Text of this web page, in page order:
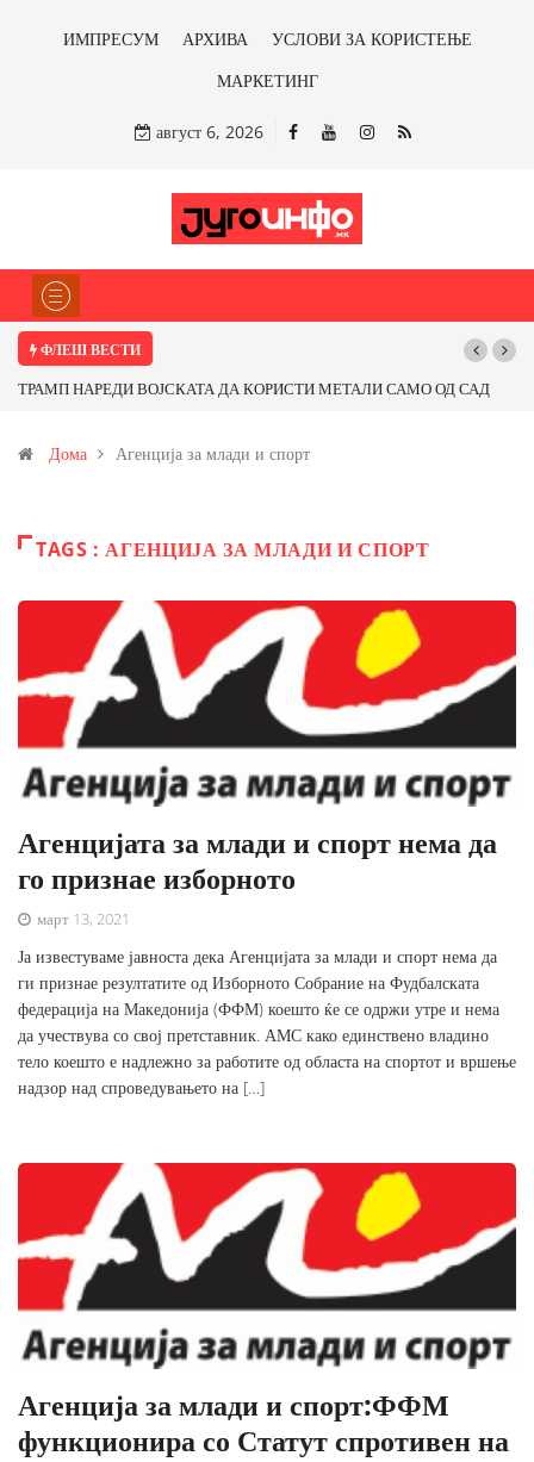
ИМПРЕСУМ АРХИВА
УСЛОВИ ЗА КОРИСТЕЊЕ
МАРКЕТИНГ
август 6, 2026
ФЛЕШ ВЕСТИ
ТРАМП НАРЕДИ ВОЈСКАТА ДА КОРИСТИ МЕТАЛИ САМО ОД САД
Иловица и со антимонот?
Дома Агенција за млади и спорт
TAGS : АГЕНЦИЈА ЗА МЛАДИ И СПОРТ
Агенцијата за млади и спорт нема да
го признае изборното
март 13, 2021
Ја известуваме јавноста дека Агенцијата за млади и спорт нема да
ги признае резултатите од Изборното Собрание на Фудбалската
федерација на Македонија (ФФМ) коешто ќе се одржи утре и нема
да учествува со свој претставник. АМС како единствено владино
тело коешто е надлежно за работите од областа на спортот и вршење
надзор над спроведувањето на […]
Агенција за млади и спорт:ФФМ
функционира со Статут спротивен на